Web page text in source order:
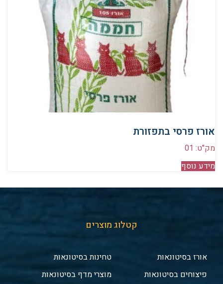
אורז פרסי בתפזורת
מק"ט: 01
מידע נוסף
קטלוג מוצרים
אורז בסיטונאות
פיצוחים בסיטונאות
טחינות בסיטונאות
מוצרי מדף בסיטונאות